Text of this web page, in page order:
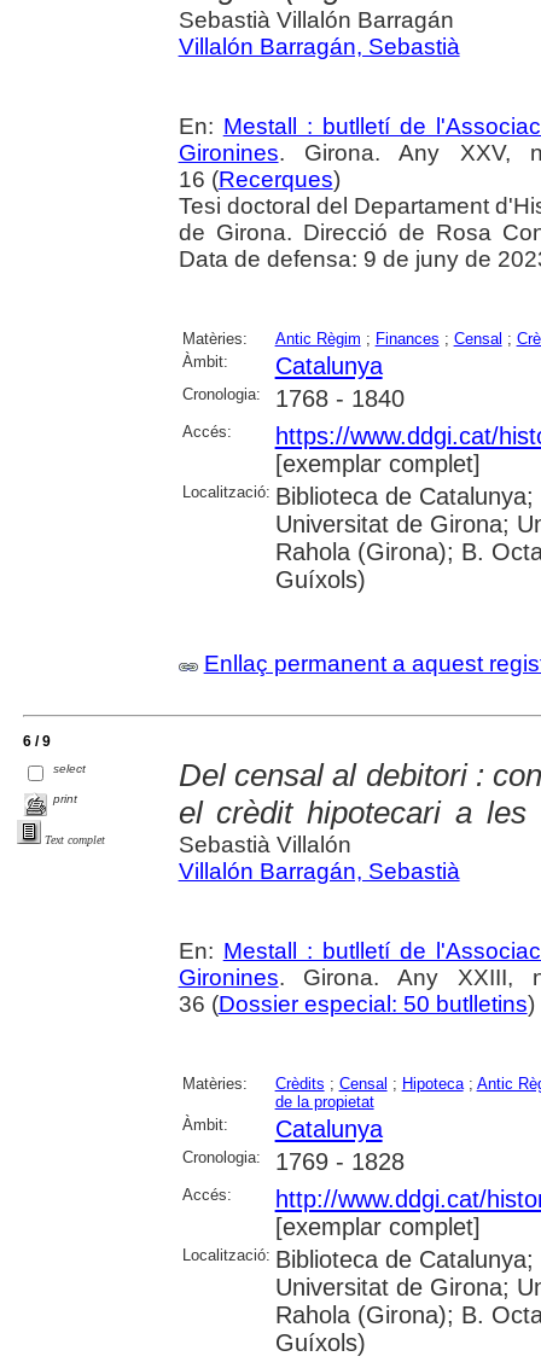
Sebastià Villalón Barragán
Villalón Barragán, Sebastià
En: Mestall : butlletí de
Gironines. Girona. Any XXV,
16 (Recerques)
Tesi doctoral del Departament
de Girona. Direcció de Rosa
Data de defensa: 9 de juny de
Matèries: Antic Règim ; Finances ; Censal ;
Àmbit:
Catalunya
Cronologia: 1768 - 1840
Accés:
https://www.ddgi.cat/
[exemplar complet]
Localització: Biblioteca de
Universitat de Girona;
Rahola (Girona); B.
Guíxols)
Enllaç permanent a aquest
6 / 9
select
print
Text complet
Del censal al debitori :
el crèdit hipotecari a les
Sebastià Villalón
Villalón Barragán, Sebastià
En: Mestall : butlletí de
Gironines. Girona. Any XXIII,
36 (Dossier especial: 50 butlletins)
Matèries: Crèdits ; Censal ; Hipoteca; Antic
de la propietat
Àmbit:
Catalunya
Cronologia: 1769 - 1828
Accés:
http://www.ddgi.cat/
[exemplar complet]
Localització: Biblioteca de
Universitat de Girona;
Rahola (Girona); B.
Guíxols)